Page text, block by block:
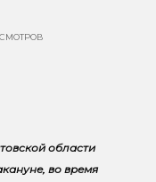
области
во время